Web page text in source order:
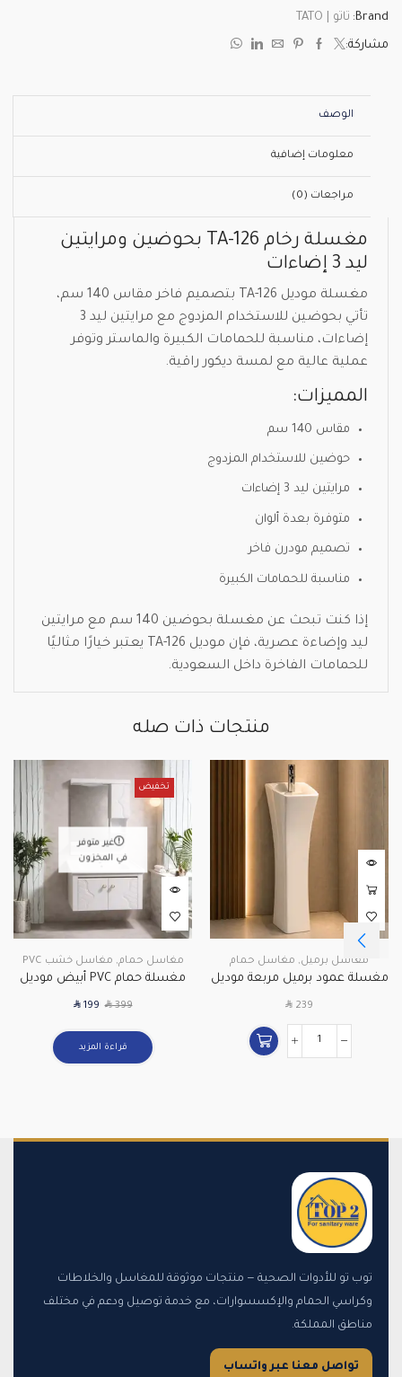
Brand: تاتو | TATO
مشاركة:
الوصف
معلومات إضافية
مراجعات (0)
مغسلة رخام TA-126 بحوضين ومرايتين
ليد 3 إضاءات
مغسلة موديل TA-126 بتصميم فاخر مقاس 140 سم،
تأتي بحوضين للاستخدام المزدوج مع مرايتين ليد 3
إضاءات، مناسبة للحمامات الكبيرة والماستر وتوفر
عملية عالية مع لمسة ديكور راقية.
المميزات:
مقاس 140 سم
حوضين للاستخدام المزدوج
مرايتين ليد 3 إضاءات
متوفرة بعدة ألوان
تصميم مودرن فاخر
مناسبة للحمامات الكبيرة
إذا كنت تبحث عن مغسلة بحوضين 140 سم مع مرايتين
ليد وإضاءة عصرية، فإن موديل TA-126 يعتبر خيارًا مثاليًا
للحمامات الفاخرة داخل السعودية.
منتجات ذات صله
مغاسل برميل, مغاسل حمام
مغسلة عمود برميل مربعة موديل
SAR 239
تخفيض
غير متوفر
في المخزون
مغاسل حمام, مغاسل خشب PVC
مغسلة حمام PVC أبيض موديل
SAR399
SAR199
قراءة المزيد
توب تو للأدوات الصحية — منتجات موثوقة للمغاسل والخلاطات
وكراسي الحمام والإكسسوارات، مع خدمة توصيل ودعم في مختلف
مناطق المملكة.
تواصل معنا عبر واتساب